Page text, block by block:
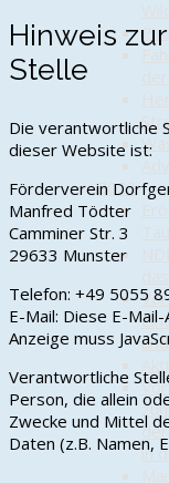
2023
in
Hinweis
Stelle
Die verantwortliche
dieser Website ist:
Förderverein
Manfred Tödter
Camminer Str. 3
29633 Munster
Telefon: +49 5055
E-Mail: Diese E-
Anzeige muss
Verantwortliche
Person, die allein
Zwecke und Mittel
Daten (z.B. Namen,